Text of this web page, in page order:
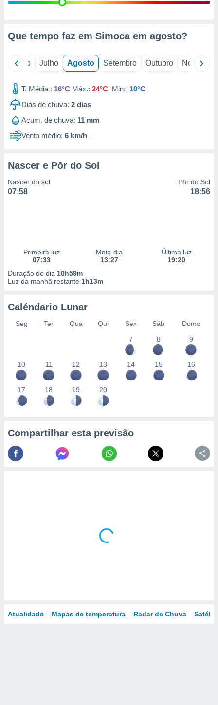
através
estudos
de
Que tempo faz em Simoca em agosto?
Junho Julho Agosto Setembro Outubro Novembro
T. Média : 16°C Máx.: 24°C Min: 10°C
Dias de chuva: 2 dias
Acum. de chuva: 11 mm
Vento médio: 6 km/h
Nascer e Pôr do Sol
Nascer do sol
07:58
Pôr do Sol
18:56
Primeira luz
07:33
Meio-dia
13:27
Última luz
19:20
Duração do dia 10h59m
Luz da manhã restante 1h13m
Caléndario Lunar
Seg Ter Qua Qui Sex Sáb
Domo
7
8 9
10 11 12 13 14 15 16
17 18 19 20
Compartilhar esta previsão
Atualidade Mapas de temperatura Radar de Chuva